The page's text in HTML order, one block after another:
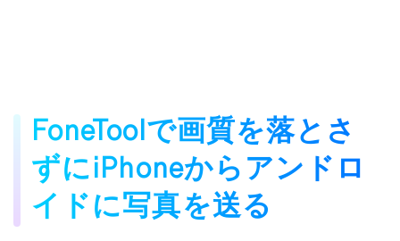
FoneToolで画質を落とさ
ずにiPhoneからアンドロ
イドに写真を送る